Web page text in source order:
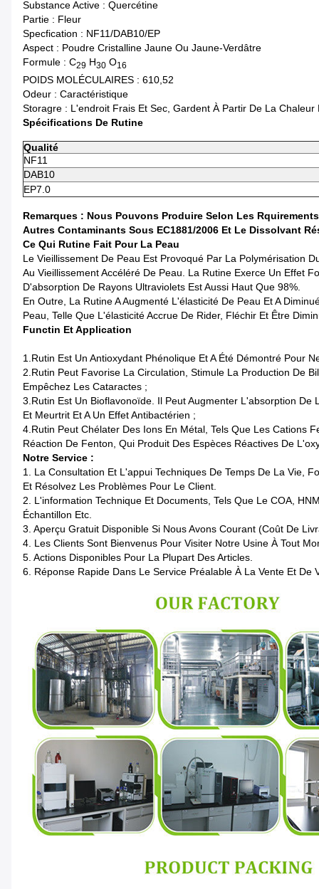
Substance Active : Quercétine
Partie : Fleur
Specfication : NF11/DAB10/EP
Aspect : Poudre Cristalline Jaune Ou Jaune-Verdâtre
Formule : C29 H30 O16
POIDS MOLÉCULAIRES : 610,52
Odeur : Caractéristique
Storagre : L'endroit Frais Et Sec, Gardent À Partir De La
Spécifications De Rutine
Qualité
NF11
DAB10
EP7.0
Remarques : Nous Pouvons Produire Selon Les
Autres Contaminants Sous EC1881/2006 Et Le Dissolvant
Ce Qui Rutine Fait Pour La Peau
Le Vieillissement De Peau Est Provoqué Par La Polymérisation
Au Vieillissement Accéléré De Peau. La Rutine Exerce Un Effet
D'absorption De Rayons Ultraviolets Est Aussi Haut Que 98%.
En Outre, La Rutine A Augmenté L'élasticité De Peau Et A
Peau, Telle Que L'élasticité Accrue De Rider, Fléchir Et Être
Functin Et Application
1.Rutin Est Un Antioxydant Phénolique Et A Été Démontré Pour
2.Rutin Peut Favorise La Circulation, Stimule La Production De
Empêchez Les Cataractes ;
3.Rutin Est Un Bioflavonoïde. Il Peut Augmenter L'absorption De
Et Meurtrit Et A Un Effet Antibactérien ;
4.Rutin Peut Chélater Des Ions En Métal, Tels Que Les Cations
Réaction De Fenton, Qui Produit Des Espèces Réactives De
Notre Service :
1. La Consultation Et L'appui Techniques De Temps De La Vie,
Et Résolvez Les Problèmes Pour Le Client.
2. L'information Technique Et Documents, Tels Que Le COA,
Échantillon Etc.
3. Aperçu Gratuit Disponible Si Nous Avons Courant (coût De
4. Les Clients Sont Bienvenus Pour Visiter Notre Usine À Tout
5. Actions Disponibles Pour La Plupart Des Articles.
6. Réponse Rapide Dans Le Service Préalable À La Vente Et